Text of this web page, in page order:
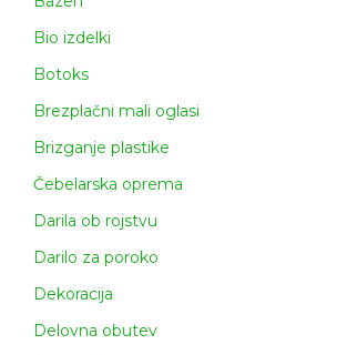
Bio izdelki
Botoks
Brezplačni mali oglasi
Brizganje plastike
Čebelarska oprema
Darila ob rojstvu
Darilo za poroko
Dekoracija
Delovna obutev